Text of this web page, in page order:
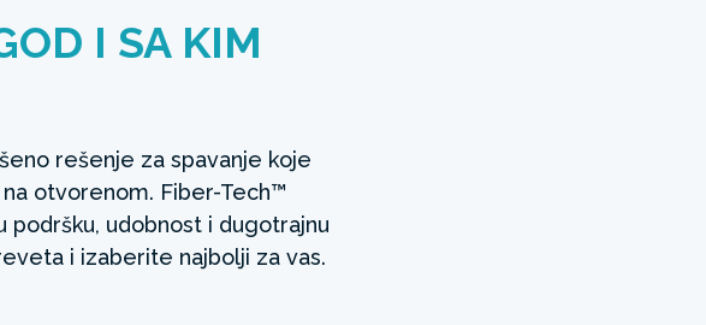
I SA KIM
rešenje za spavanje koje
otvorenom. Fiber-Tech™
udobnost i dugotrajnu
i izaberite najbolji za vas.